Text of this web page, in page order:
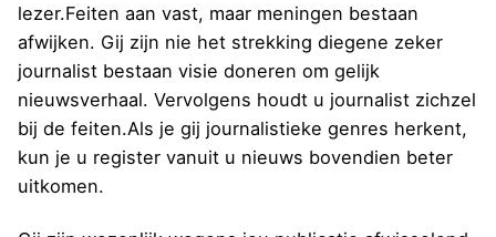
lezer.Feiten aan vast, maar meningen bestaan
afwijken. Gij zijn nie het strekking diegene zeker
journalist bestaan visie doneren om gelijk
nieuwsverhaal. Vervolgens houdt u journalist zichzel
bij de feiten.Als je gij journalistieke genres herkent,
kun je u register vanuit u nieuws bovendien beter
uitkomen.